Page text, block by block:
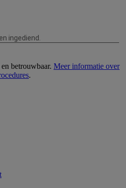
betrouwbaar. Meer informatie over
.